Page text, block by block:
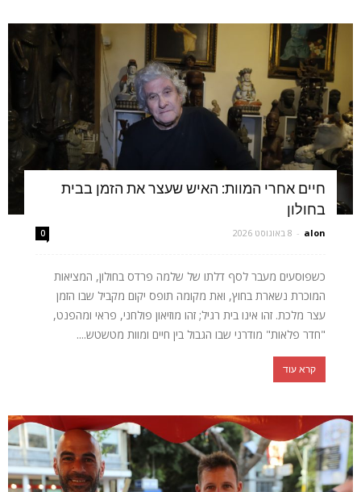
חיים אחרי המוות: האיש שעצר את הזמן בבית
בחולון
alon
- 8 באוגוסט 2026 0
כשפוסעים מעבר לסף דלתו של שלמה פרדס בחולון, המציאות
המוכרת נשארת בחוץ, ואת מקומה תופס יקום מקביל שבו הזמן
עצר מלכת. זהו אינו בית רגיל; זהו מוזיאון פולחני, פראי ומהפנט,
"חדר פלאות" מודרני שבו הגבול בין חיים ומוות מטשטש....
קרא עוד